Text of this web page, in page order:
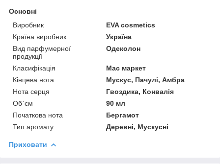
Основні
Виробник
EVA cosmetics
Країна виробник
Україна
Вид парфумерної
продукції
Одеколон
Класифікація
Мас маркет
Кінцева нота
Мускус, Пачулі, Амбра
Нота серця
Гвоздика, Конвалія
Об`єм
90 мл
Початкова нота
Бергамот
Тип аромату
Деревні, Мускусні
Приховати